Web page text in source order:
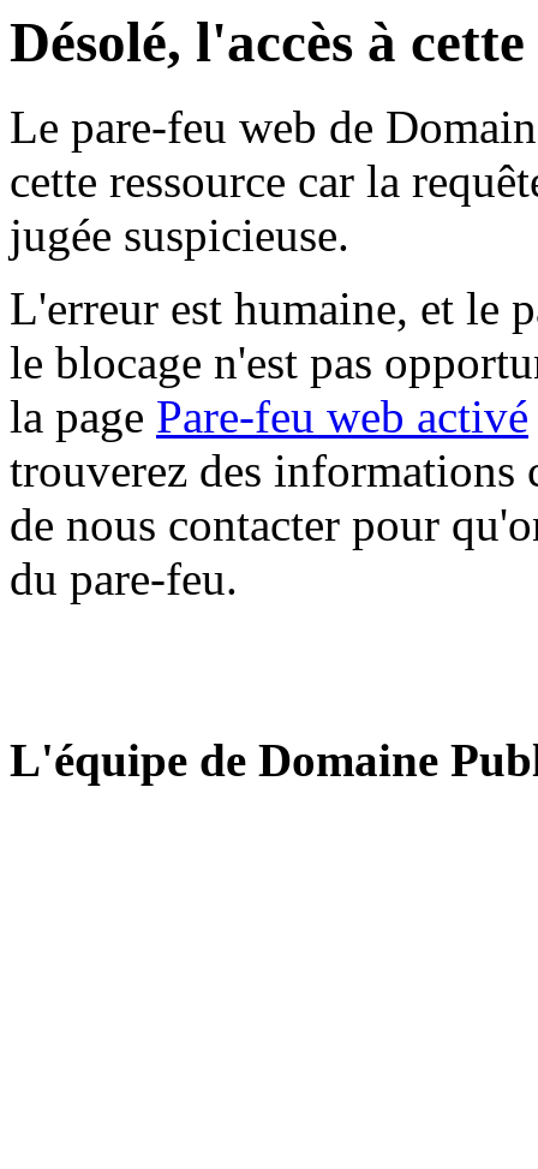
Désolé, l'accès à
Le pare-feu web de
cette ressource car la
jugée suspicieuse.
L'erreur est humaine, et le
le blocage n'est pas
la page Pare-feu web activé
trouverez des informations
de nous contacter pour
du pare-feu.
L'équipe de Domaine